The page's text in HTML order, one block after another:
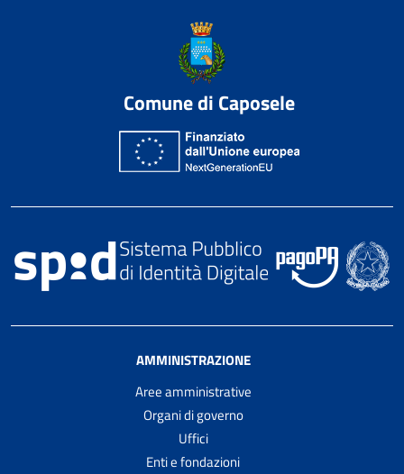
Comune di Caposele
AMMINISTRAZIONE
Aree amministrative
Organi di governo
Uffici
Enti e fondazioni